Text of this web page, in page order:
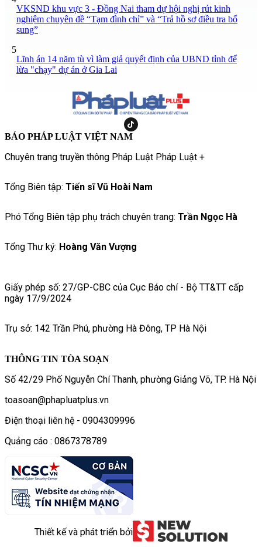
VKSND khu vực 3 - Đồng Nai tham dự hội nghị rút kinh
nghiệm chuyên đề “Tạm đình chỉ” và “Trả hồ sơ điều tra bổ
sung”
5
Lĩnh án 14 năm tù vì làm giả quyết định của UBND tỉnh để
lừa "chạy" dự án ở Gia Lai
BÁO PHÁP LUẬT VIỆT NAM
Chuyên trang truyền thông Pháp Luật Pháp Luật +
Tổng Biên tập: Tiến sĩ Vũ Hoài Nam
Phó Tổng Biên tập phụ trách chuyên trang: Trần Ngọc Hà
Tổng Thư ký: Hoàng Văn Vượng
Giấy phép số: 27/GP-CBC của Cục Báo chí - Bộ TT&TT cấp
ngày 17/9/2024
Trụ sở: 142 Trần Phú, phường Hà Đông, TP Hà Nội
THÔNG TIN TÒA SOẠN
Số 42/29 Phố Nguyễn Chí Thanh, phường Giảng Võ, TP. Hà Nội
toasoan@phapluatplus.vn
Điện thoại liên hệ - 0904309996
Quảng cáo : 0867378789
Thiết kế và phát triển bởi